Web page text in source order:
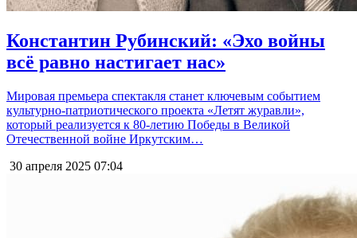
Константин Рубинский: «Эхо войны
всё равно настигает нас»
Мировая премьера спектакля станет ключевым событием
культурно-патриотического проекта «Летят журавли»,
который реализуется к 80-летию Победы в Великой
Отечественной войне Иркутским…
30 апреля 2025 07:04